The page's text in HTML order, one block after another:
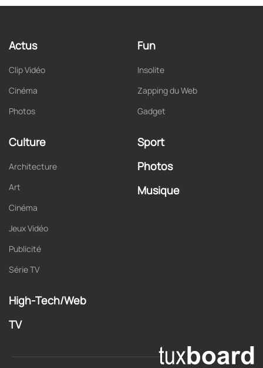
Actus
Clip Vidéo
Cinéma
Photos
Fun
Insolite
Zapping du Web
Gadget
Culture
Architecture
Art
Cinéma
Jeux Vidéo
Publicité
Série TV
Sport
Photos
Musique
High-Tech/Web
TV